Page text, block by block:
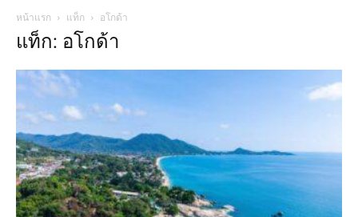
หน้าแรก แท็ก อโกด้า
แท็ก: อโกด้า